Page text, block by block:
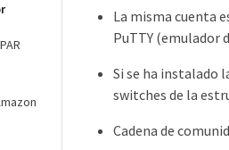
La misma cuenta
PuTTY (emulador
Si se ha instalado
switches de la
Cadena de